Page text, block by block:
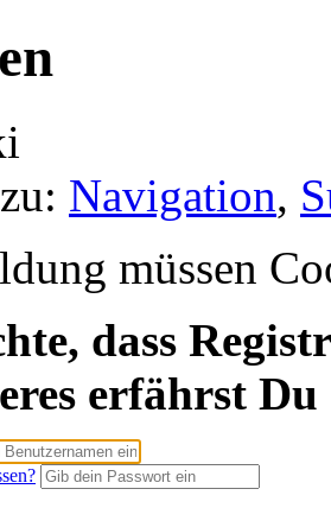
Navigation,
müssen
dass
erfährst